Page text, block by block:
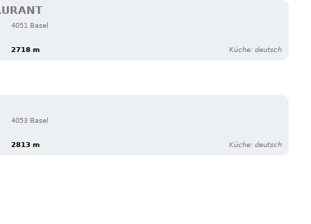
4051 Basel
2718 m Küche: deutsch
4053 Basel
2813 m Küche: deutsch